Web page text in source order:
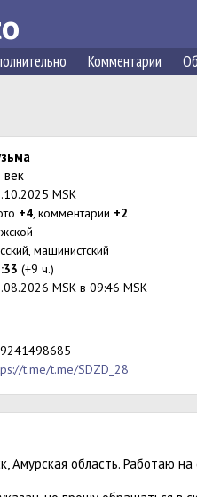
Комментарии
век
MSK
+4, комментарии +2
машинистский
(+9 ч.)
MSK в 09:46 MSK
t.me/t.me/SDZD_28
Амурская область. Работаю